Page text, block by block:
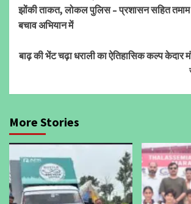
झोंकी ताकत, लोकल पुलिस – प्रशासन सहित तमाम
बचाव अभियान में
बाढ़ की भेंट चढ़ा धराली का ऐतिहासिक कल्प केदार
More Stories